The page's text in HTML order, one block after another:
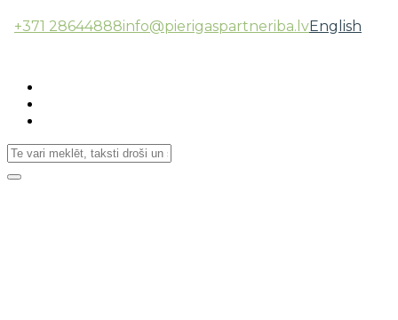
+371 28644888info@pierigaspartneriba.lvEnglish
Toggle